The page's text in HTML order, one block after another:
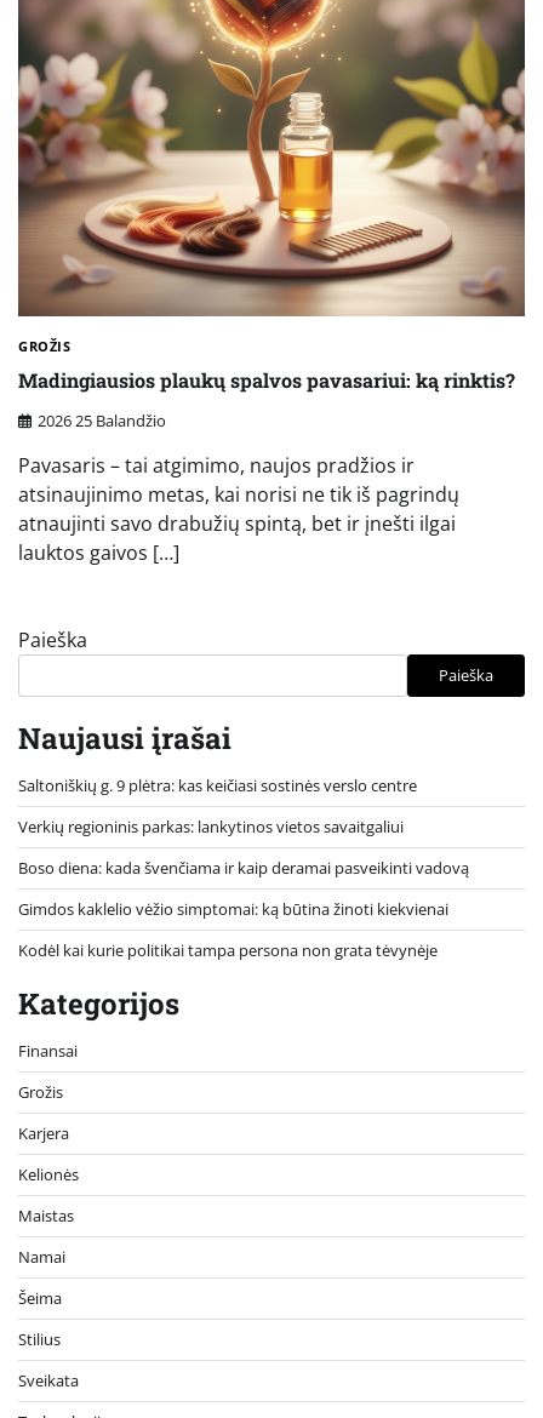
GROŽIS
Madingiausios plaukų spalvos pavasariui: ką rinktis?
2026 25 Balandžio
Pavasaris – tai atgimimo, naujos pradžios ir
atsinaujinimo metas, kai norisi ne tik iš pagrindų
atnaujinti savo drabužių spintą, bet ir įnešti ilgai
lauktos gaivos […]
Paieška
Paieška
Naujausi įrašai
Saltoniškių g. 9 plėtra: kas keičiasi sostinės verslo centre
Verkių regioninis parkas: lankytinos vietos savaitgaliui
Boso diena: kada švenčiama ir kaip deramai pasveikinti vadovą
Gimdos kaklelio vėžio simptomai: ką būtina žinoti kiekvienai
Kodėl kai kurie politikai tampa persona non grata tėvynėje
Kategorijos
Finansai
Grožis
Karjera
Kelionės
Maistas
Namai
Šeima
Stilius
Sveikata